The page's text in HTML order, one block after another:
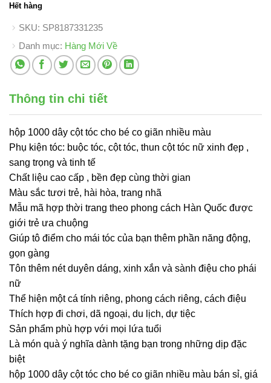
Hết hàng
SKU: SP8187331235
Danh mục: Hàng Mới Về
Thông tin chi tiết
hộp 1000 dây cột tóc cho bé co giãn nhiều màu
Phụ kiện tóc: buộc tóc, cột tóc, thun cột tóc nữ xinh đẹp ,
sang trọng và tinh tế
Chất liệu cao cấp , bền đẹp cùng thời gian
Màu sắc tươi trẻ, hài hòa, trang nhã
Mẫu mã hợp thời trang theo phong cách Hàn Quốc được
giới trẻ ưa chuộng
Giúp tô điểm cho mái tóc của bạn thêm phần năng động,
gọn gàng
Tôn thêm nét duyên dáng, xinh xắn và sành điệu cho phái
nữ
Thể hiện một cá tính riêng, phong cách riêng, cách điệu
Thích hợp đi chơi, dã ngoại, du lịch, dự tiệc
Sản phẩm phù hợp với mọi lứa tuổi
Là món quà ý nghĩa dành tặng bạn trong những dịp đặc
biệt
hộp 1000 dây cột tóc cho bé co giãn nhiều màu bán sỉ, giá